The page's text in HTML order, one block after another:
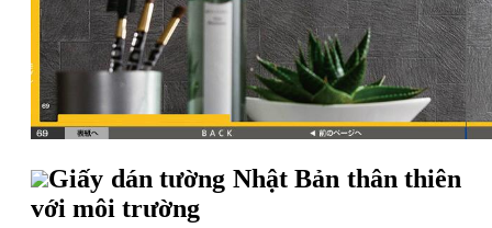
Giấy dán tường Nhật Bản thân thiên
với môi trường